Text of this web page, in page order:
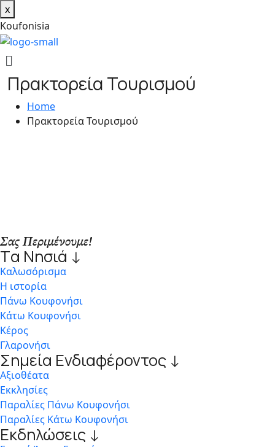
x
Koufonisia
Πρακτορεία Τουρισμού
Home
Πρακτορεία Τουρισμού
Σας Περιμένουμε!
Tα Νησιά ↓
Kαλωσόρισμα
Η ιστορία
Πάνω Κουφονήσι
Κάτω Κουφονήσι
Κέρος
Γλαρονήσι
Σημεία Ενδιαφέροντος ↓
Αξιοθέατα
Εκκλησίες
Παραλίες Πάνω Κουφονήσι
Παραλίες Κάτω Κουφονήσι
Εκδηλώσεις ↓